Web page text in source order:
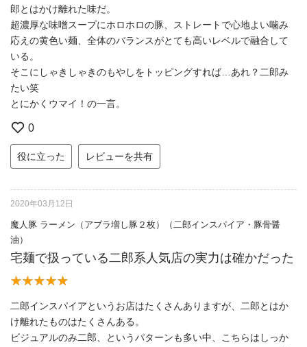
郎とはかけ離れた味だ。
超濃厚な味噌スープにホロホロの豚、ストレートで心地よい噛み
応えの黄色い麺、全体のバランスがとても高いレベルで融合して
いる。
そこにしゃきしゃきのもやしをトッピングすれば…あれ？二郎み
たい笑
とにかくウマイ！の一言。
0
役に立った レビューを共有
2020年03月12日
魔人豚 ラーメン（アブラ増し豚２枚）（二郎インスパイア・豚骨醤
油）
宅麺で扱っている二郎系人気店の実力は確かだった
二郎インスパイアというお店はたくさんありますが、二郎とはか
け離れたものはたくさんある。
ビジュアルのみ二郎、というパターンも多い中、こちらはしっか